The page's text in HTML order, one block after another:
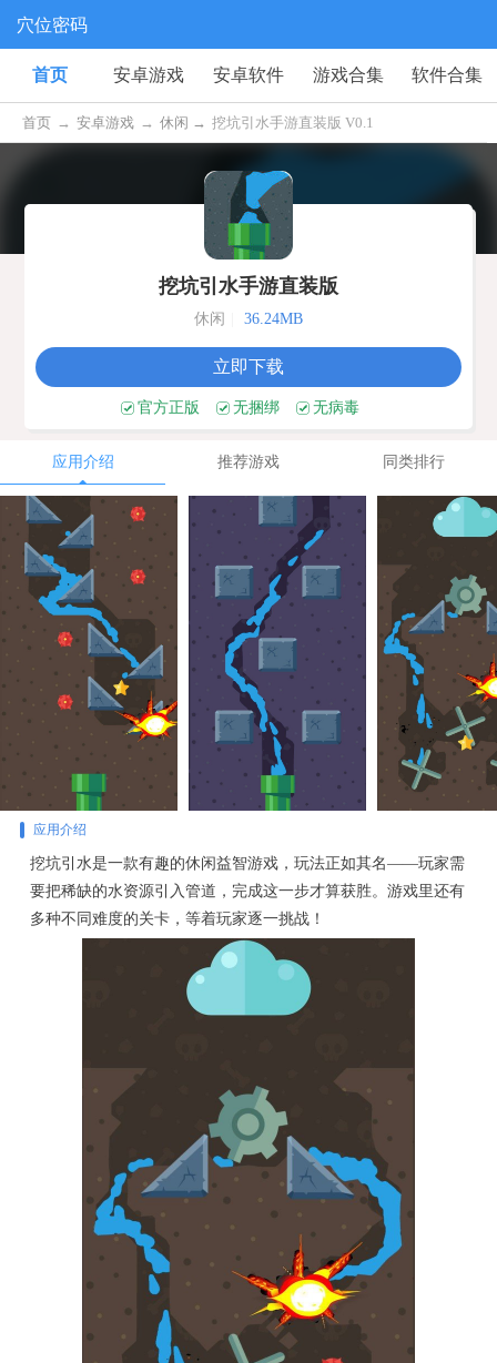
穴位密码
首页 安卓游戏 安卓软件 游戏合集 软件合集
首页 → 安卓游戏 → 休闲 → 挖坑引水手游直装版 V0.1
挖坑引水手游直装版
休闲 36.24MB
立即下载
官方正版 无捆绑 无病毒
应用介绍 推荐游戏 同类排行
应用介绍
挖坑引水是一款有趣的休闲益智游戏，玩法正如其名——玩家需
要把稀缺的水资源引入管道，完成这一步才算获胜。游戏里还有
多种不同难度的关卡，等着玩家逐一挑战！